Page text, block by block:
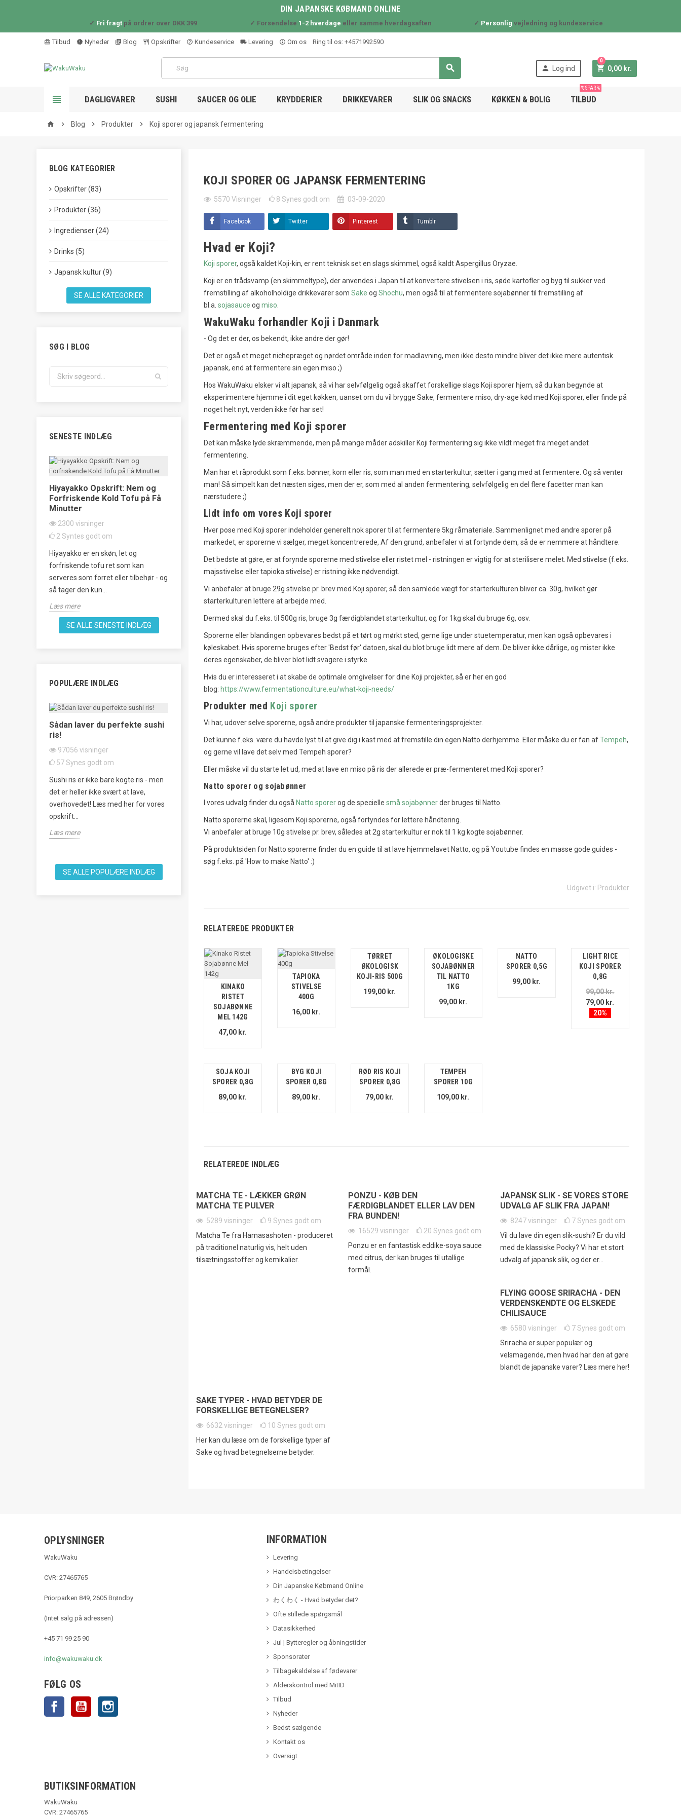
DIN JAPANSKE KØBMAND ONLINE
✓ Fri fragtpå ordrer over DKK 399 ✓ Forsendelse 1-2 hverdage eller samme hverdagsaften ✓ Personlig vejledning og kundeservice
card_giftcard Tilbud new_releases Nyheder library_books Blog restaurant_outline
Opskrifter help_outline Kundeservice local_shipping Levering info_outline Om os Ring til os: +4571992590
  Log ind  0,00 kr.
0
 DAGLIGVARER SUSHI SAUCER OG OLIE KRYDDERIER DRIKKEVARER SLIK OG SNACKS KØKKEN & BOLIG TILBUD
% SPAR %
home  Blog  Produkter  Koji sporer og japansk fermentering
BLOG KATEGORIER
Opskrifter (83)
Produkter (36)
Ingredienser (24)
Drinks (5)
Japansk kultur (9)
SE ALLE KATEGORIER
SØG I BLOG
SENESTE INDLÆG
Hiyayakko Opskrift: Nem og
Forfriskende Kold Tofu på Få
Minutter
2300 visninger
2 Syntes godt om
Hiyayakko er en skøn, let og
forfriskende tofu ret som kan
serveres som forret eller tilbehør - og
så tager den kun...
Læs mere
Taco Rice opskrift – En
klassiker fra Okinawa
2331visninger
Syntes godt om
Oplev smagen af Okinawa med
denne lækre opskrift på taco rice. En
unik fusion af mexicansk og japansk
Tebasaki Kyllingevinger: En
2163
Syntes godt om
Tebasaki kyllingevinger er en
populær japansk ret, der er kendt for
sin sprøde tekstur og rige smag. Få
Oroshi Soba - Kolde nudler
231
Syntes godt om
Oroshi Soba er en traditionel japansk
ret bestående af kolde
Omurice - Den Japanske
Syntes godt om
Omurice er en dejligt
fusion af japansk tradition og
SE ALLE SENESTE INDLÆG
POPULÆRE INDLÆG
Sådan laver du perfekte sushi
ris!
97056 visninger
57Synes godt om
Sushi ris er ikke bare kogte ris - men
det er heller ikke svært at lave,
overhovedet! Læs med her for vores
opskrift...
Læs mere
Tataki Kyuri - Japansk Knust
Agurkesalat
Synes godt om
Tataki Kyuri er en hurtig og nem
japansk agurksalat der kan bruges
knuse agurkerne...
Hvad er Miso og hvad bruger
man det til?
36 Synes godt om
madlavning. Her kan du læse om
kan bruge miso...
Ramen æg - smagfulde æg til
den klassiske japanske Ramen
45093visninger
Når man får serveret en skål Ramen i
være et æg i skålen. Men det er ikke
bare...
Læs mere
gør du!
SE ALLE POPULÆRE INDLÆG
KOJI SPORER OG JAPANSK FERMENTERING
5570 Visninger 8 Synes godt om 03-09-2020
Facebook Twitter Pinterest Tumblr
Hvad er Koji?
Koji sporer, også kaldet Koji-kin, er rent teknisk set en slags skimmel, også kaldt Aspergillus Oryzae.
Koji er en trådsvamp (en skimmeltype), der anvendes i Japan til at konvertere stivelsen i ris, søde kartofler og byg til sukker ved
fremstilling af alkoholholdige drikkevarer som Sake og Shochu, men også til at fermentere sojabønner til fremstilling af
bl.a. sojasauce og miso
WakuWaku forhandler Koji i Danmark
- Og det er der, os bekendt, ikke andre der gør!
Det er også et meget nichepræget og nørdet område inden for madlavning, men ikke desto mindre bliver det ikke mere autentisk
japansk, end at fermentere sin egen miso ;)
Hos WakuWaku elsker vi alt japansk, så vi har selvfølgelig også skaffet forskellige slags Koji sporer hjem, så du kan begynde at
eksperimentere hjemme i dit eget køkken, uanset om du vil brygge Sake, fermentere miso, dry-age kød med Koji sporer, eller finde på
noget helt nyt, verden ikke før har set!
Fermentering med Koji sporer
Det kan måske lyde skræmmende, men på mange måder adskiller Koji fermentering sig ikke vildt meget fra meget andet
fermentering.
Man har et råprodukt som f.eks. bønner, korn eller ris, som man med en starterkultur, sætter i gang med at fermentere. Og så venter
man! Så simpelt kan det næsten siges, men der er, som med al anden fermentering, selvfølgelig en del flere facetter man kan
nærstudere ;)
Lidt info om vores Koji sporer
Hver pose med Koji sporer indeholder generelt nok sporer til at fermentere 5kg råmateriale. Sammenlignet med andre sporer på
markedet, er sporerne vi sælger, meget koncentrerede, Af den grund, anbefaler vi at fortynde dem, så de er nemmere at håndtere.
Det bedste at gøre, er at forynde sporerne med stivelse eller ristet mel - ristningen er vigtig for at sterilisere melet. Med stivelse (f.eks.
majsstivelse eller tapioka stivelse) er ristning ikke nødvendigt.
Vi anbefaler at bruge 29g stivelse pr. brev med Koji sporer, så den samlede vægt for starterkulturen bliver ca. 30g, hvilket gør
starterkulturen lettere at arbejde med.
Dermed skal du f.eks. til 500g ris, bruge 3g færdigblandet starterkultur, og for 1kg skal du bruge 6g, osv.
Sporerne eller blandingen opbevares bedst på et tørt og mørkt sted, gerne lige under stuetemperatur, men kan også opbevares i
køleskabet. Hvis sporerne bruges efter 'Bedst før' datoen, skal du blot bruge lidt mere af dem. De bliver ikke dårlige, og mister ikke
deres egenskaber, de bliver blot lidt svagere i styrke.
Hvis du er interesseret i at skabe de optimale omgivelser for dine Koji projekter, så er her en god
blog: https://www.fermentationculture.eu/what-koji-needs/
Produkter med Koji sporer
Vi har, udover selve sporerne, også andre produkter til japanske fermenteringsprojekter.
Det kunne f.eks. være du havde lyst til at give dig i kast med at fremstille din egen Natto derhjemme. Eller måske du er fan afTempeh,
og gerne vil lave det selv med Tempeh sporer?
Eller måske vil du starte let ud, med at lave en miso på ris der allerede er præ-fermenteret med Koji sporer?
Natto sporer og sojabønner
I vores udvalg finder du også Natto sporerog de specielle små sojabønnerder bruges til Natto.
Natto sporerne skal, ligesom Koji sporerne, også fortyndes for lettere håndtering.
Vi anbefaler at bruge 10g stivelse pr. brev, således at 2g starterkultur er nok til 1 kg kogte sojabønner.
På produktsiden for Natto sporerne finder du en guide til at lave hjemmelavet Natto, og på Youtube findes en masse gode guides -
søg f.eks. på 'How to make Natto' :)
Udgivet i: Produkter
RELATEREDE PRODUKTER
KINAKO
RISTET
SOJABØNNE
MEL 142G
47,00 kr.
TAPIOKA
STIVELSE
400G
16,00 kr.
TØRRET
ØKOLOGISK
KOJI-RIS 500G
199,00 kr.
ØKOLOGISKE
SOJABØNNER
TIL NATTO
1KG
99,00 kr.
NATTO
SPORER 0,5G
99,00 kr.
LIGHT RICE
KOJI SPORER
0,8G
99,00 kr.
79,00 kr.
20%
SOJA KOJI
SPORER 0,8G
89,00 kr.
BYG KOJI
SPORER 0,8G
89,00 kr.
RØD RIS KOJI
SPORER 0,8G
79,00 kr.
TEMPEH
SPORER 10G
109,00 kr.
RELATEREDE INDLÆG
MATCHA TE - LÆKKER GRØN
MATCHA TE PULVER
5289 visninger 9 Synes godt om
Matcha Te fra Hamasashoten - produceret
på traditionel naturlig vis, helt uden
tilsætningsstoffer og kemikalier.
PONZU - KØB DEN
FÆRDIGBLANDET ELLER LAV DEN
FRA BUNDEN!
16529 visninger 20 Synes godt om
Ponzu er en fantastisk eddike-soya sauce
med citrus, der kan bruges til utallige
formål.
JAPANSK SLIK - SE VORES STORE
UDVALG AF SLIK FRA JAPAN!
8247visninger 7Synes godt om
Vil du lave din egen slik-sushi? Er du vild
med de klassiske Pocky? Vi har et stort
udvalg af japansk slik, og der er...
FLYING GOOSE SRIRACHA - DEN
VERDENSKENDTE OG ELSKEDE
CHILISAUCE
6580 visninger 7Synes godt om
Sriracha er super populær og
velsmagende, men hvad har den at gøre
blandt de japanske varer? Læs mere her!
SAKE TYPER - HVAD BETYDER DE
FORSKELLIGE BETEGNELSER?
6632 visninger 10 Synes godt om
Her kan du læse om de forskellige typer af
Sake og hvad betegnelserne betyder.
OPLYSNINGER
WakuWaku
CVR: 27465765
Priorparken 849, 2605 Brøndby
(Intet salg på adressen)
+45 71 99 25 90
info@wakuwaku.dk
FØLG OS
Facebook YouTube
INFORMATION
Levering
Handelsbetingelser
Din Japanske Købmand Online
わくわく - Hvad betyder det?
Ofte stillede spørgsmål
Datasikkerhed
Jul | Bytteregler og åbningstider
Sponsorater
Tilbagekaldelse af fødevarer
Alderskontrol med MitID
Tilbud
Nyheder
Bedst sælgende
Kontakt os
Oversigt
BUTIKSINFORMATION
WakuWaku
CVR: 27465765